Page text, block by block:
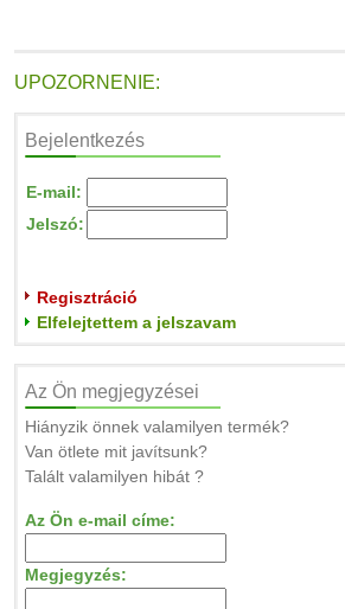
UPOZORNENIE:
Bejelentkezés
E-mail:
Jelszó:
Regisztráció
Elfelejtettem a jelszavam
Az Ön megjegyzései
Hiányzik önnek valamilyen termék?
Van ötlete mit javítsunk?
Talált valamilyen hibát ?
Az Ön e-mail címe:
Megjegyzés: